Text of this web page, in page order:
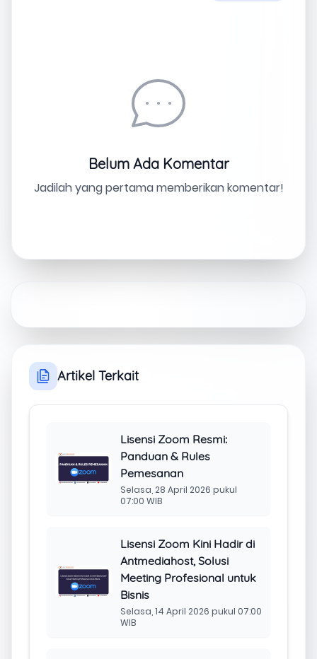
Belum Ada Komentar
Jadilah yang pertama memberikan komentar!
Artikel Terkait
Lisensi Zoom Resmi:
Panduan & Rules
Pemesanan
Selasa, 28 April 2026 pukul
07:00 WIB
Lisensi Zoom Kini Hadir di
Antmediahost, Solusi
Meeting Profesional untuk
Bisnis
Selasa, 14 April 2026 pukul 07:00
WIB